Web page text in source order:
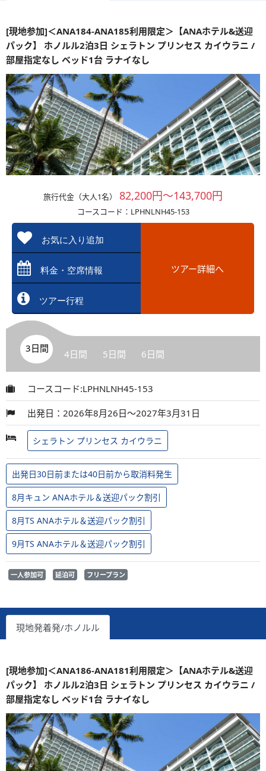
[現地参加]＜ANA184-ANA185利用限定＞【ANAホテル&送迎
パック】 ホノルル2泊3日 シェラトン プリンセス カイウラニ /
部屋指定なし ベッド1台 ラナイなし
旅行代金（大人1名） 82,200円～143,700円
コースコード：LPHNLNH45-153
お気に入り追加
料金・空席情報
ツアー行程
ツアー詳細へ
3日間 4日間 5日間 6日間
コースコード:LPHNLNH45-153
出発日：2026年8月26日～2027年3月31日
シェラトン プリンセス カイウラニ
出発日30日前または40日前から取消料発生
8月キュン ANAホテル＆送迎パック割引
8月TS ANAホテル＆送迎パック割引
9月TS ANAホテル＆送迎パック割引
一人参加可 延泊可 フリープラン
現地発着発/ホノルル
[現地参加]＜ANA186-ANA181利用限定＞【ANAホテル&送迎
パック】 ホノルル2泊3日 シェラトン プリンセス カイウラニ /
部屋指定なし ベッド1台 ラナイなし